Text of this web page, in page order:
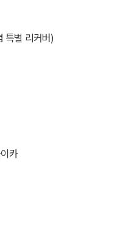
특별 리커버)
카